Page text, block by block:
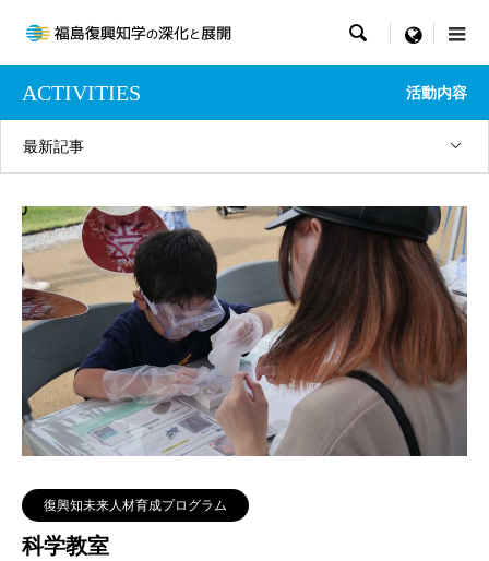
 menu
ACTIVITIES 活動内容
最新記事
復興知未来人材育成プログラム
科学教室